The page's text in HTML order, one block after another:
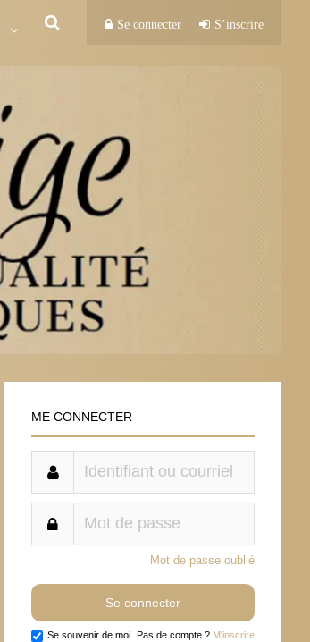
Se connecter S’inscrire
ME CONNECTER
Mot de passe oublié
Se souvenir de moi Pas de compte ? M'inscrire